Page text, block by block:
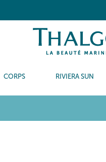
CORPS RIVIERA SUN